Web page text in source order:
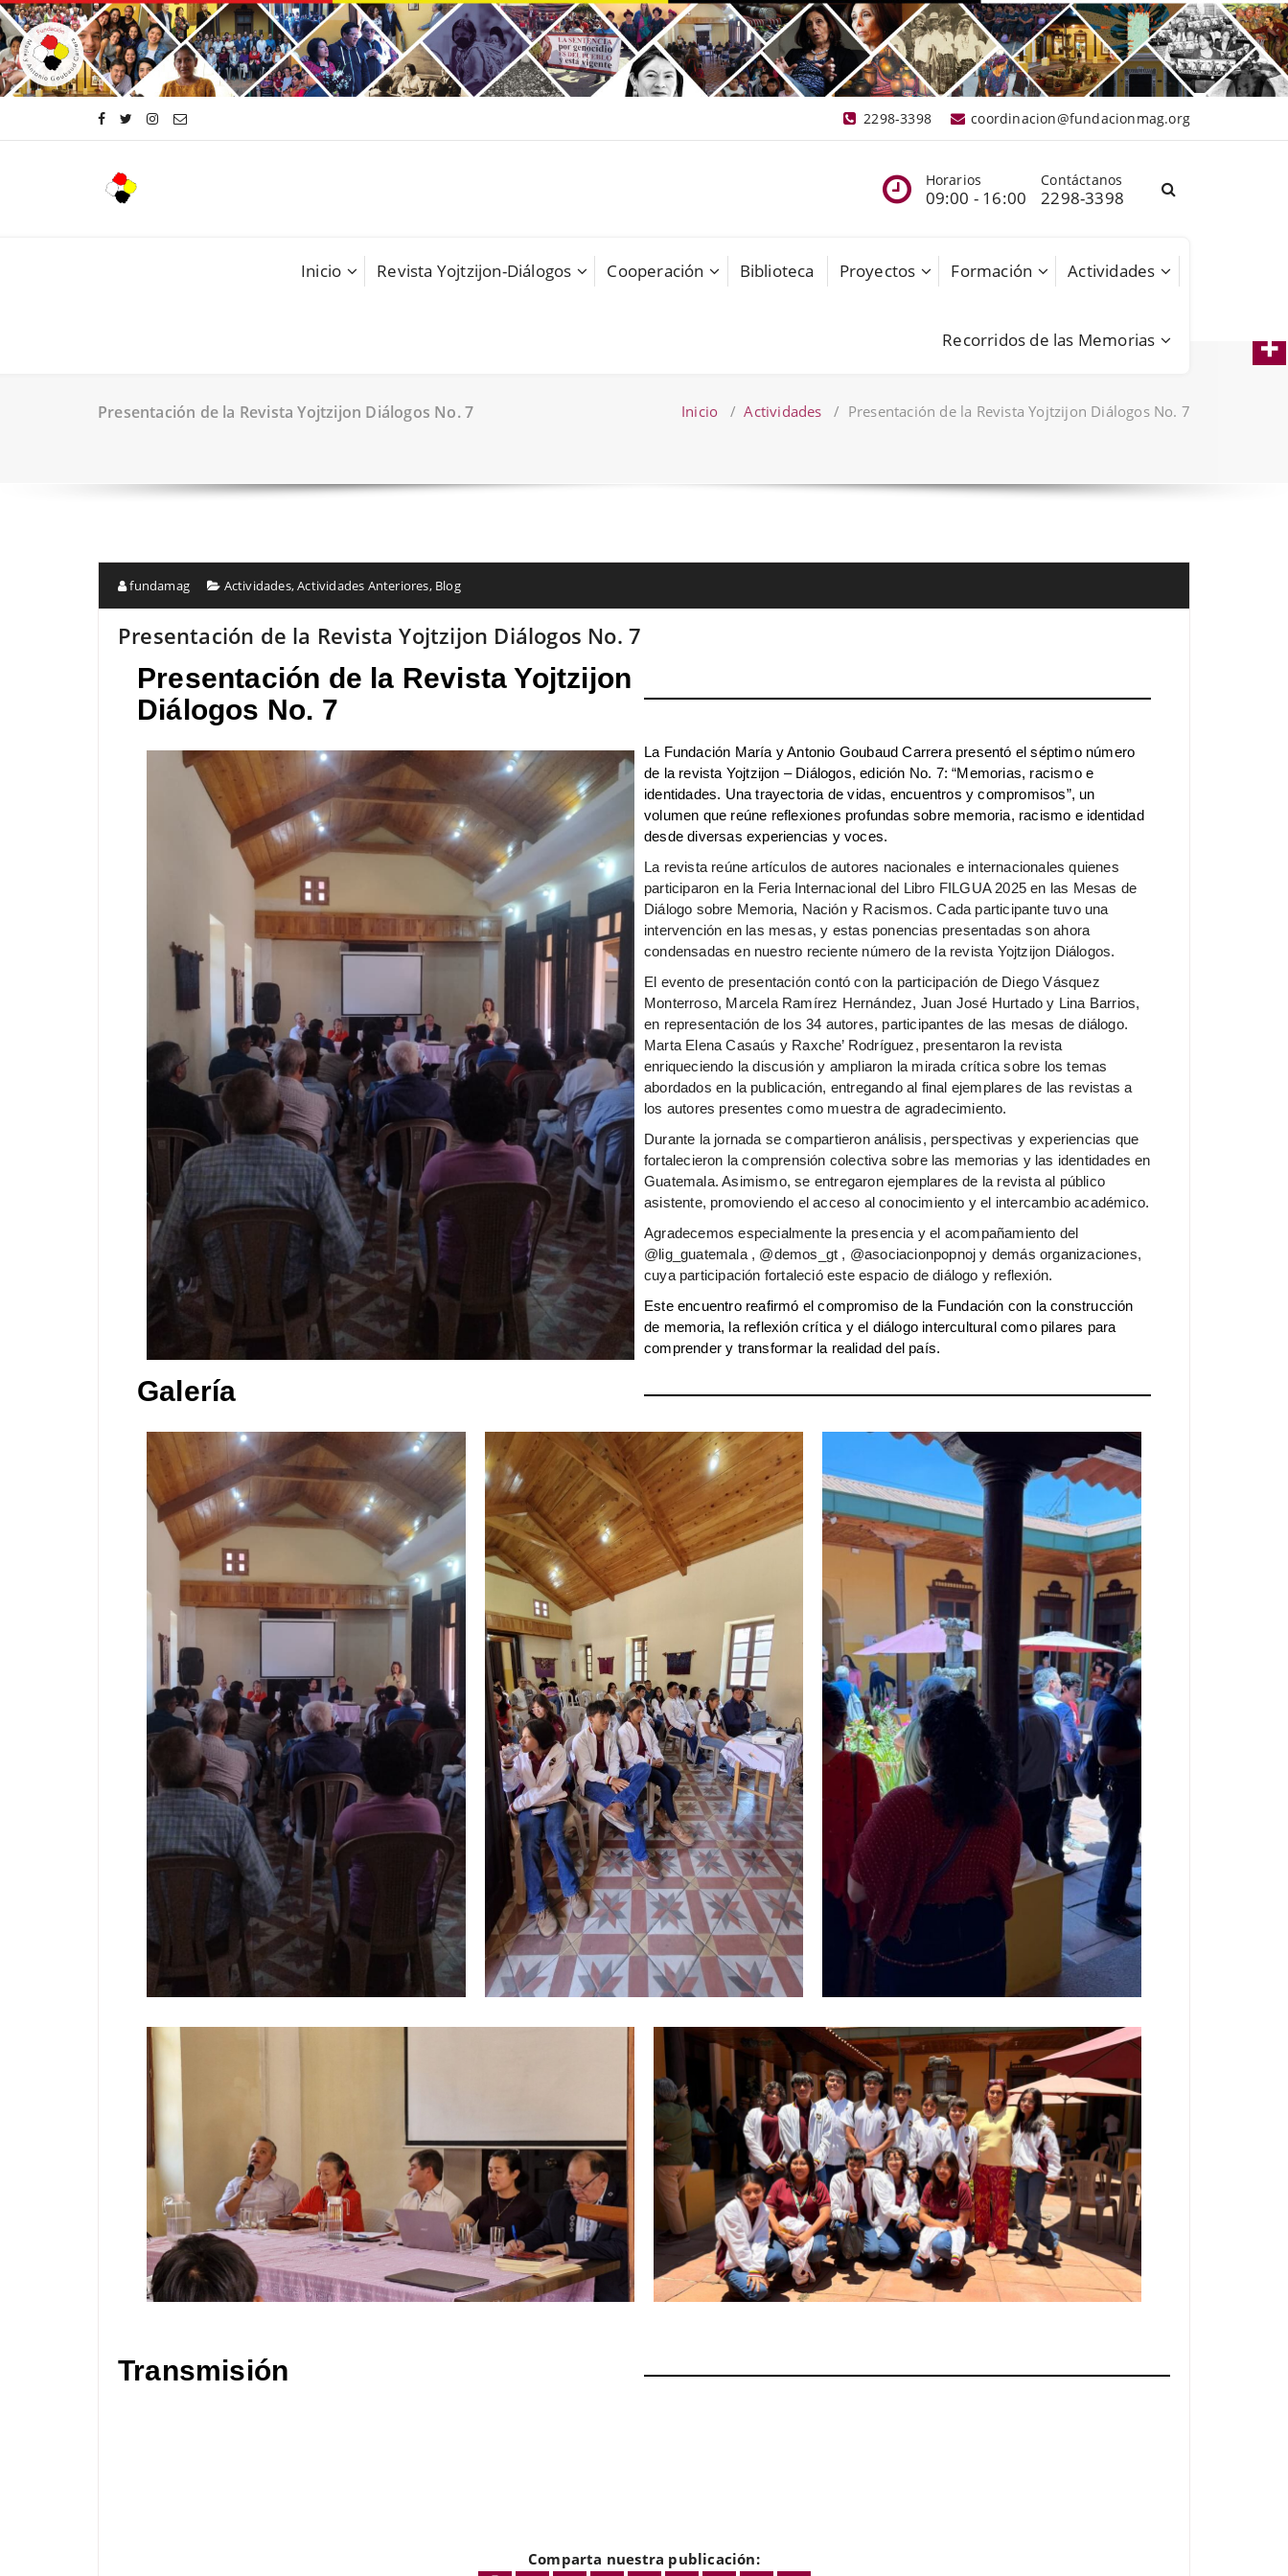
Saltar
al
contenido
coordinacion@fundacionmag.org
2298-3398
Horarios
09:00 - 16:00
Contáctanos
2298-3398
Inicio Revista Yojtzijon-Diálogos Cooperación Biblioteca Proyectos Formación Actividades
Recorridos de las Memorias
Presentación de la Revista Yojtzijon Diálogos No. 7 Inicio /Actividades / Presentación de la Revista Yojtzijon Diálogos No. 7
fundamag Actividades,Actividades Anteriores, Blog
Presentación de la Revista Yojtzijon Diálogos No. 7
Presentación de la Revista Yojtzijon
Diálogos No. 7
La Fundación María y Antonio Goubaud Carrera presentó el séptimo número
de la revista Yojtzijon – Diálogos, edición No. 7: “Memorias, racismo e
identidades. Una trayectoria de vidas, encuentros y compromisos”, un
volumen que reúne reflexiones profundas sobre memoria, racismo e identidad
desde diversas experiencias y voces.
La revista reúne artículos de autores nacionales e internacionales quienes
participaron en la Feria Internacional del Libro FILGUA 2025 en las Mesas de
Diálogo sobre Memoria, Nación y Racismos. Cada participante tuvo una
intervención en las mesas, y estas ponencias presentadas son ahora
condensadas en nuestro reciente número de la revista Yojtzijon Diálogos.
El evento de presentación contó con la participación de Diego Vásquez
Monterroso, Marcela Ramírez Hernández, Juan José Hurtado y Lina Barrios,
en representación de los 34 autores, participantes de las mesas de diálogo.
Marta Elena Casaús y Raxche’ Rodríguez, presentaron la revista
enriqueciendo la discusión y ampliaron la mirada crítica sobre los temas
abordados en la publicación, entregando al final ejemplares de las revistas a
los autores presentes como muestra de agradecimiento.
Durante la jornada se compartieron análisis, perspectivas y experiencias que
fortalecieron la comprensión colectiva sobre las memorias y las identidades en
Guatemala. Asimismo, se entregaron ejemplares de la revista al público
asistente, promoviendo el acceso al conocimiento y el intercambio académico.
Agradecemos especialmente la presencia y el acompañamiento del
@lig_guatemala , @demos_gt , @asociacionpopnoj y demás organizaciones,
cuya participación fortaleció este espacio de diálogo y reflexión.
Este encuentro reafirmó el compromiso de la Fundación con la construcción
de memoria, la reflexión crítica y el diálogo intercultural como pilares para
comprender y transformar la realidad del país.
Galería
Transmisión
Comparta nuestra publicación: